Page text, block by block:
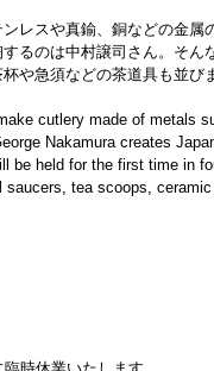
レスや真鍮、銅などの金
るのは中村譲司さん。そ
や急須などの茶道具も並び
cutlery made of metals
Nakamura creates
be held for the first time in
tea scoops,